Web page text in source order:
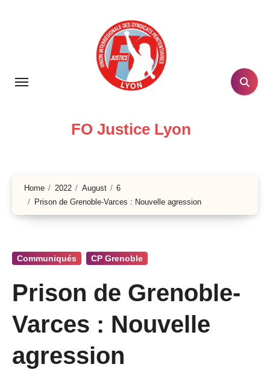
FO Justice Lyon
Home 2022 August
6
Prison de Grenoble-Varces : Nouvelle agression
Communiqués CP Grenoble
Prison de Grenoble-
Varces : Nouvelle
agression